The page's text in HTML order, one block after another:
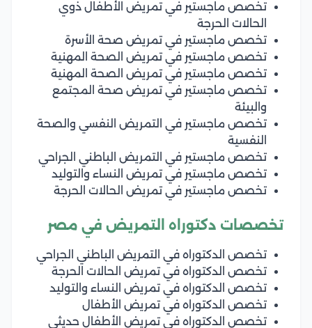
تخصص ماجستير في تمريض الأطفال ذوي
الحالات الحرجة
تخصص ماجستير في تمريض صحة الأسرة
تخصص ماجستير في تمريض الصحة المهنية
تخصص ماجستير في تمريض الصحة المهنية
تخصص ماجستير في تمريض صحة المجتمع
والبيئة
تخصص ماجستير في التمريض النفسي والصحة
النفسية
تخصص ماجستير في التمريض الباطني الجراحي
تخصص ماجستير في تمريض النساء والتوليد
تخصص ماجستير في تمريض الحالات الحرجة
تخصصات دكتوراه التمريض في مصر
تخصص الدكتوراه في التمريض الباطني الجراحي
تخصص الدكتوراه في تمريض الحالات الحرجة
تخصص الدكتوراه في تمريض النساء والتوليد
تخصص الدكتوراه في تمريض الأطفال
تخصص الدكتوراه في تمريض الأطفال حديثي